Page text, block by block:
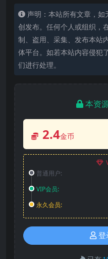
声明：本站所有文章，
创发布。任何个人或组织，
制、盗用、采集、发布本站
体平台。如若本站内容侵犯
们进行处理。
本资
2.4金币
普通用户:
VIP会员:
永久会员:
登